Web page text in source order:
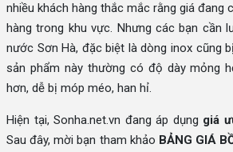
nhiều khách hàng thắc mắc rằng giá đang
hàng trong khu vực. Nhưng các bạn cần
nước Sơn Hà, đặc biệt là dòng inox cũng
sản phẩm này thường có độ dày mỏng
hơn, dễ bị móp méo, han hỉ.
Hiện tại, Sonha.net.vn đang áp dụng giá
Sau đây, mời bạn tham khảo BẢNG GIÁ